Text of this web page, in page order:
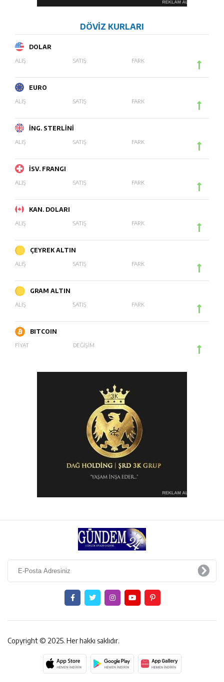
DÖVİZ KURLARI
DOLAR
ALIŞ SATIŞ FARK
EURO
ALIŞ SATIŞ FARK
İNG. STERLİNİ
ALIŞ SATIŞ FARK
İSV. FRANGI
ALIŞ SATIŞ FARK
KAN. DOLARI
ALIŞ SATIŞ FARK
ÇEYREK ALTIN
ALIŞ SATIŞ FARK
GRAM ALTIN
ALIŞ SATIŞ FARK
BITCOIN
FİYAT DEĞİŞİM
Copyright © 2025. Her hakkı saklıdır.